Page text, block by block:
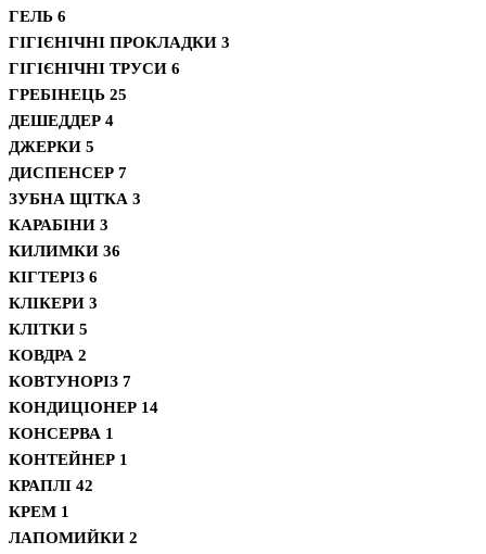
ГЕЛЬ 6
ГІГІЄНІЧНІ ПРОКЛАДКИ 3
ГІГІЄНІЧНІ ТРУСИ 6
ГРЕБІНЕЦЬ 25
ДЕШЕДДЕР 4
ДЖЕРКИ 5
ДИСПЕНСЕР 7
ЗУБНА ЩІТКА 3
КАРАБІНИ 3
КИЛИМКИ 36
КІГТЕРІЗ 6
КЛІКЕРИ 3
КЛІТКИ 5
КОВДРА 2
КОВТУНОРІЗ 7
КОНДИЦІОНЕР 14
КОНСЕРВА 1
КОНТЕЙНЕР 1
КРАПЛІ 42
КРЕМ 1
ЛАПОМИЙКИ 2